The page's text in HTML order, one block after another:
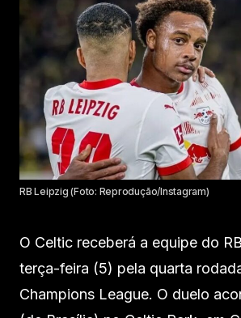
RB Leipzig (Foto: Reprodução/Instagram)
O Celtic receberá a equipe do
terça-feira (5) pela quarta
Champions League. O duelo